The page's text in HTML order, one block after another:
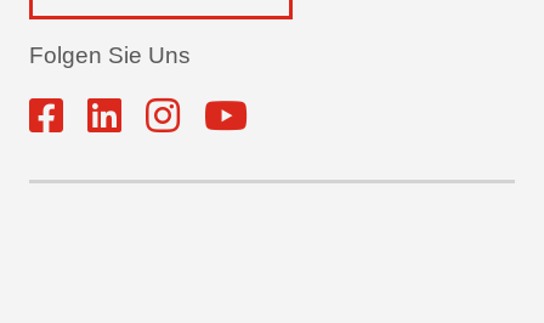
Folgen Sie Uns